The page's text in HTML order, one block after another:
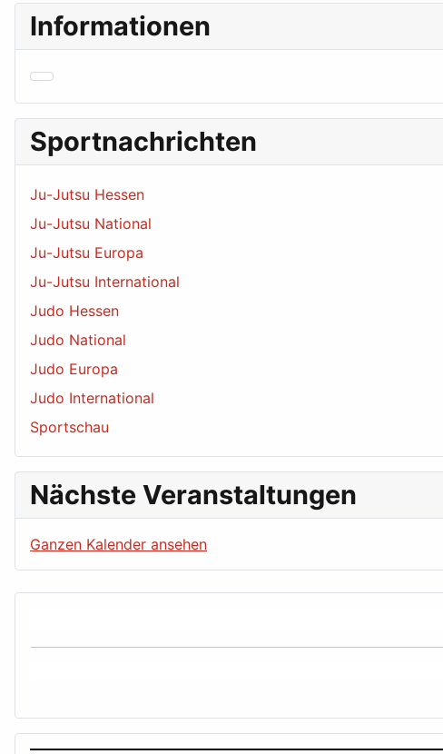
Informationen
Sportnachrichten
Ju-Jutsu Hessen
Ju-Jutsu National
Ju-Jutsu Europa
Ju-Jutsu International
Judo Hessen
Judo National
Judo Europa
Judo International
Sportschau
Nächste Veranstaltungen
Ganzen Kalender ansehen